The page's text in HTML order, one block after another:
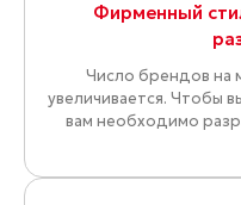
Фирменный
Число брендов на
увеличивается. Чтобы
вам необходимо